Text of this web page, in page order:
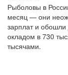
Рыболовы в
месяц — они
зарплат и
окладом в 730
тысячами.